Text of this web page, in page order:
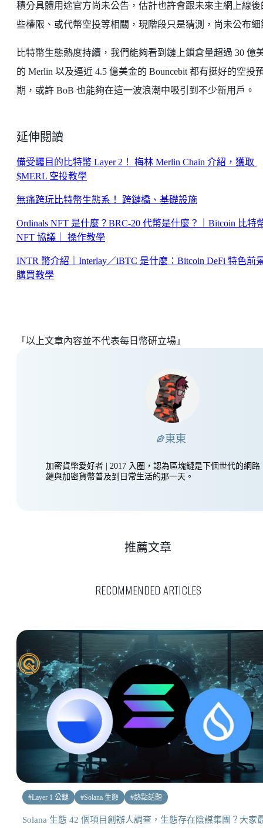
積分具體用途官方尚未公告，估計也許會跟未來主網上線後
些權限、或代幣空投等相關，現階段只是猜測，尚未公布細
比特幣生態熱度持續，我們能夠看到鏈上鎖倉量超過 30 億
的 Merlin 以及逼近 4.5 億美金的 Bouncebit 都有挺好的空投
期，或許 BoB 也能夠在這一波浪潮中吸引到不少新用戶。
延伸閱讀
備受矚目的比特幣 Layer 2！ 梅林 Merlin Chain 介紹，獲取
$MERL 空投教學
無痛跨玩比特幣生態系！ 跨鏈橋、基礎設施
Ordinals NFT 是什麼？BRC-20 代幣是什麼？｜Bitcoin 比特
NFT 協議｜ 操作教學
INTR 幣介紹｜Interlay／iBTC 是什麼：Bitcoin DeFi 特色前
購買教學
「以上文章內容並不代表每日幣研立場」
東東
加密貨幣愛好者 | 2017 入圈，認為區塊鏈是下個世代的網路
鏈與加密貨幣普及到日常生活的那一天。
RECOMMENDED ARTICLES
推薦文章
#Layer 1 公鏈 #Solana 生態 #熱點話題
Solana 生態 42 個項目創辦人調查，生態存在陰謀集團？大家